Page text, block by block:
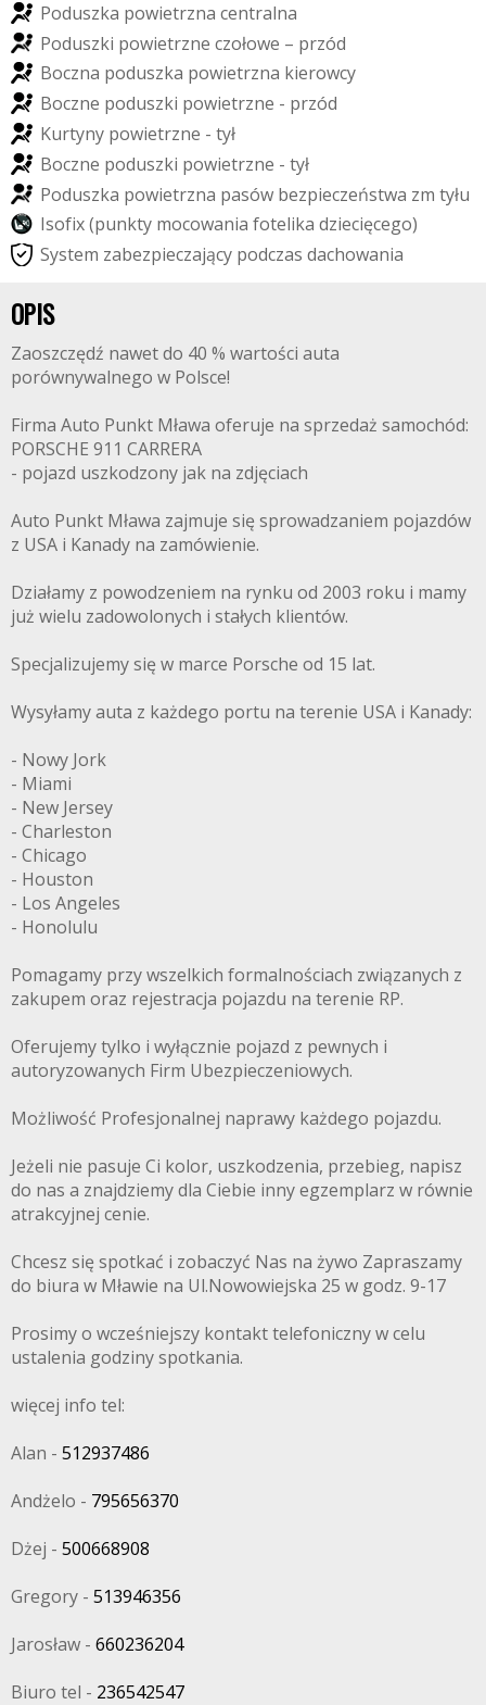
Poduszka powietrzna centralna
Poduszki powietrzne czołowe – przód
Boczna poduszka powietrzna kierowcy
Boczne poduszki powietrzne - przód
Kurtyny powietrzne - tył
Boczne poduszki powietrzne - tył
Poduszka powietrzna pasów bezpieczeństwa zm tyłu
Isofix(punkty mocowania fotelika dziecięcego)
System zabezpieczający podczas dachowania
OPIS
Zaoszczędź nawet do 40 % wartości auta
porównywalnego w Polsce!
Firma Auto Punkt Mława oferuje na sprzedaż samochód:
PORSCHE 911 CARRERA
- pojazd uszkodzony jak na zdjęciach
Auto Punkt Mława zajmuje się sprowadzaniem pojazdów
z USA i Kanady na zamówienie.
Działamy z powodzeniem na rynku od 2003 roku i mamy
już wielu zadowolonych i stałych klientów.
Specjalizujemy się w marce Porsche od 15 lat.
Wysyłamy auta z każdego portu na terenie USA i Kanady:
- Nowy Jork
- Miami
- New Jersey
- Charleston
- Chicago
- Houston
- Los Angeles
- Honolulu
Pomagamy przy wszelkich formalnościach związanych z
zakupem oraz rejestracja pojazdu na terenie RP.
Oferujemy tylko i wyłącznie pojazd z pewnych i
autoryzowanych Firm Ubezpieczeniowych.
Możliwość Profesjonalnej naprawy każdego pojazdu.
Jeżeli nie pasuje Ci kolor, uszkodzenia, przebieg, napisz
do nas a znajdziemy dla Ciebie inny egzemplarz w równie
atrakcyjnej cenie.
Chcesz się spotkać i zobaczyć Nas na żywo Zapraszamy
do biura w Mławie na Ul.Nowowiejska 25 w godz. 9-17
Prosimy o wcześniejszy kontakt telefoniczny w celu
ustalenia godziny spotkania.
więcej info tel:
Alan - 512937486
Andżelo - 795656370
Dżej - 500668908
Gregory - 513946356
Jarosław - 660236204
Biuro tel - 236542547